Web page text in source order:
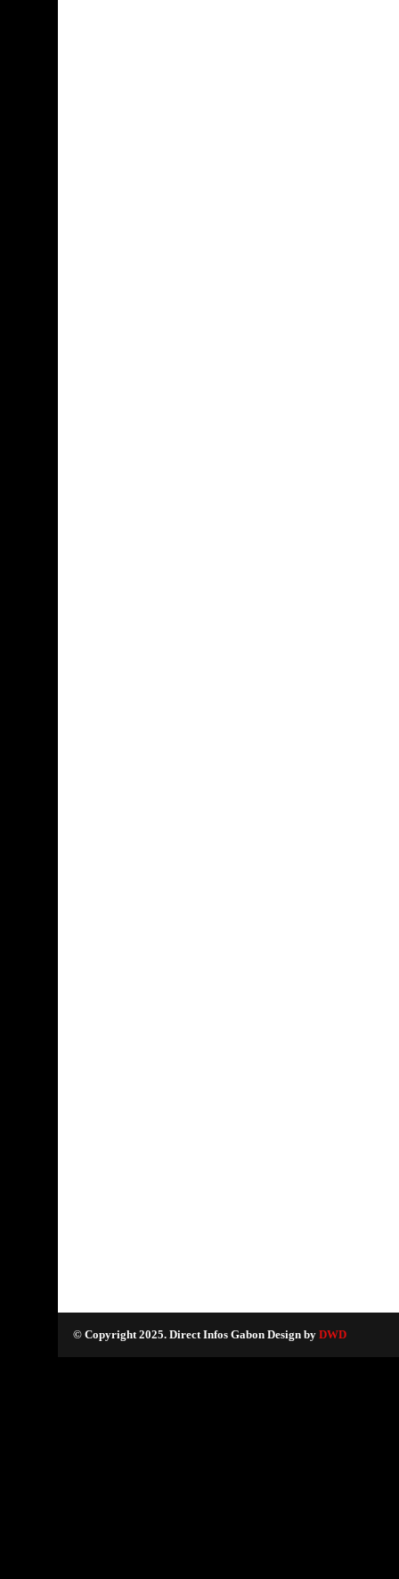
© Copyright 2025. Direct Infos Gabon Design by DWD